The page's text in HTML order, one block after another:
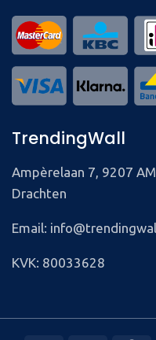
TrendingWall
Ampèrelaan 7, 9207
Drachten
Email:
KVK: 80033628